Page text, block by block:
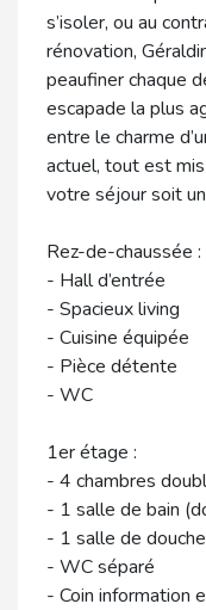
s’isoler, ou au
rénovation,
peaufiner chaque
escapade la plus
entre le charme
actuel, tout est
votre séjour soit
Rez-de-chaussée :
- Hall d’entrée
- Spacieux living
- Cuisine équipée
- Pièce détente
- WC
1er étage :
- 4 chambres
- 1 salle de bain
- 1 salle de douche
- WC séparé
- Coin information